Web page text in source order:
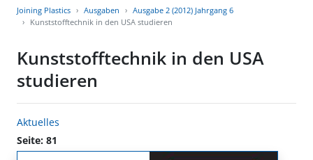
Joining Plastics Ausgaben
Ausgabe 2 (2012) Jahrgang 6
Kunststofftechnik in den USA studieren
Kunststofftechnik in den USA
studieren
Aktuelles
Seite: 81